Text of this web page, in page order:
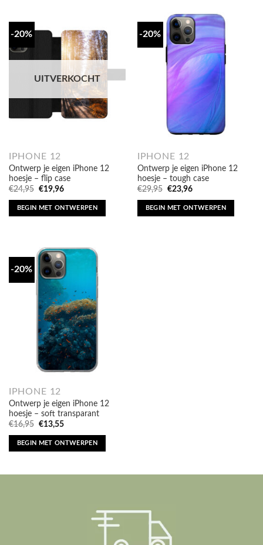
-20%
UITVERKOCHT
IPHONE 12
Ontwerp je eigen iPhone 12
hoesje – flip case
€24,95 Oorspronkelijke
was:
€24,95.
€19,96Huidige
is:
€19,96.
BEGIN MET ONTWERPEN
-20%
IPHONE 12
Ontwerp je eigen iPhone 12
hoesje – tough case
€29,95 Oorspronkelijke
was:
€29,95.
€23,96Huidige
is:
€23,96.
BEGIN MET ONTWERPEN
-20%
IPHONE 12
Ontwerp je eigen iPhone 12
hoesje – soft transparant
€16,95 Oorspronkelijke
was:
€16,95.
€13,55Huidige
is:
€13,55.
BEGIN MET ONTWERPEN